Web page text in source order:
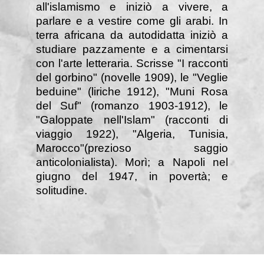
all'islamismo e iniziò a vivere, a
parlare e a vestire come gli arabi. In
terra africana da autodidatta iniziò a
studiare pazzamente e a cimentarsi
con l'arte letteraria. Scrisse "I racconti
del gorbino" (novelle 1909), le "Veglie
beduine" (liriche 1912), "Muni Rosa
del Suf" (romanzo 1903-1912), le
"Galoppate nell'Islam" (racconti di
viaggio 1922), "Algeria, Tunisia,
Marocco"(prezioso saggio
anticolonialista). Morì; a Napoli nel
giugno del 1947, in povertà; e
solitudine.